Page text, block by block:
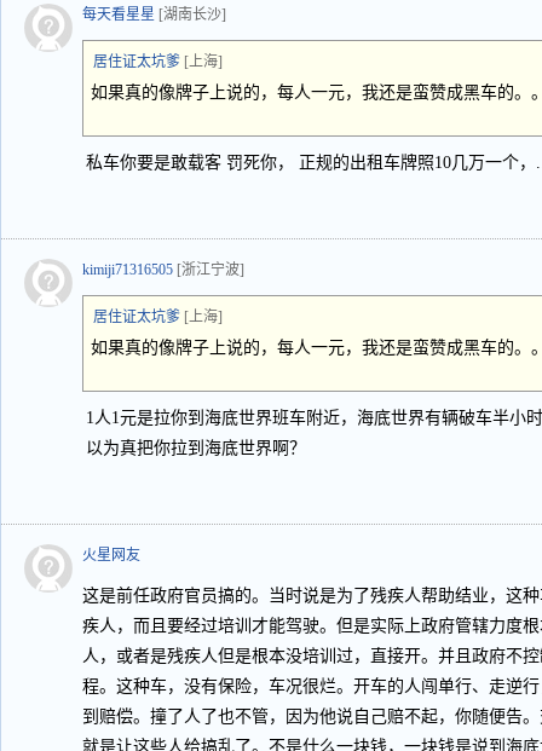
每天看星星 [湖南长沙]
居住证太坑爹 [上海]
如果真的像牌子上说的，每人一元，我还是蛮赞成黑车的。
私车你要是敢载客 罚死你， 正规的出租车牌照10几万一个，
kimiji71316505 [浙江宁波]
居住证太坑爹 [上海]
如果真的像牌子上说的，每人一元，我还是蛮赞成黑车的。
1人1元是拉你到海底世界班车附近，海底世界有辆破车半小
以为真把你拉到海底世界啊？
火星网友
这是前任政府官员搞的。当时说是为了残疾人帮助结业，这
疾人，而且要经过培训才能驾驶。但是实际上政府管辖力度
人，或者是残疾人但是根本没培训过，直接开。并且政府不
程。这种车，没有保险，车况很烂。开车的人闯单行、走逆
到赔偿。撞了人了也不管，因为他说自己赔不起，你随便告
就是让这些人给搞乱了。不是什么一块钱，一块钱是说到海